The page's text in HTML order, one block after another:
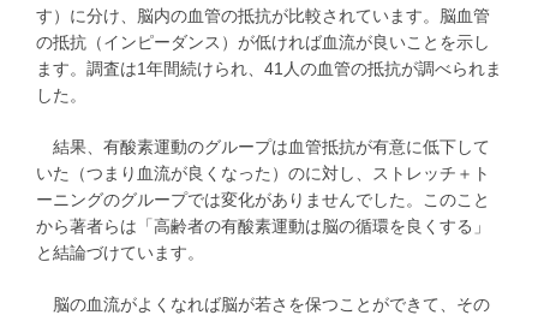
す）に分け、脳内の血管の抵抗が比較されています。脳血管
の抵抗（インピーダンス）が低ければ血流が良いことを示し
ます。調査は1年間続けられ、41人の血管の抵抗が調べられま
した。
結果、有酸素運動のグループは血管抵抗が有意に低下して
いた（つまり血流が良くなった）のに対し、ストレッチ＋ト
ーニングのグループでは変化がありませんでした。このこと
から著者らは「高齢者の有酸素運動は脳の循環を良くする」
と結論づけています。
脳の血流がよくなれば脳が若さを保つことができて、その